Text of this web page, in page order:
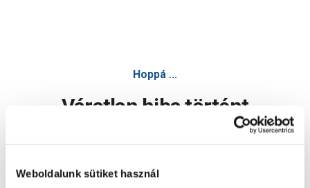
Weboldalunk sütiket használ
Hoppá ...
Váratlan hiba történt